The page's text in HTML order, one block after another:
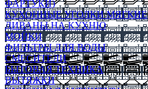
ФАРТУКИ)
КУХОННЫЕ УГОЛКИ МЯГКИЕ
ДИВАНЫ НА КУХНЮ
МОЙКИ
ФИЛЬТРЫ ДЛЯ ВОДЫ
СМЕСИТЕЛИ
БЫТОВАЯ ТЕХНИКА
ВЫТЯЖКИ